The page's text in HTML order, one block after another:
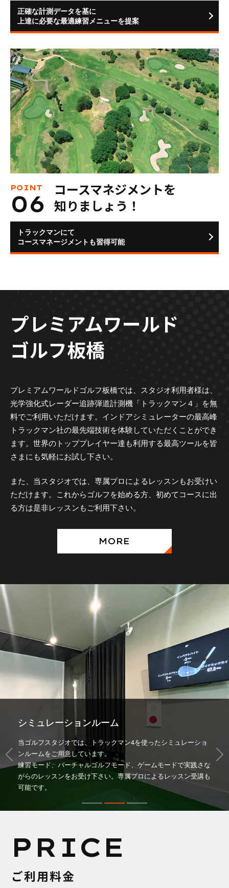
正確な計測データを基に
上達に必要な最適練習メニューを提案
コースマネジメントを
知りましょう！
トラックマンにて
コースマネージメントも習得可能
プレミアムワールド
ゴルフ板橋
プレミアムワールドゴルフ板橋では、スタジオ利用者様は、
光学強化式レーダー追跡弾道計測機「トラックマン４」を無
料でご利用いただけます。インドアシミュレーターの最高峰
トラックマン社の最先端技術を体験していただくことができ
ます。世界のトッププレイヤー達も利用する最高ツールを皆
さまにも気軽にお試し下さい。
また、当スタジオでは、専属プロによるレッスンもお受けい
ただけます。これからゴルフを始める方、初めてコースに出
る方は是非レッスンもご利用下さい。
MORE
シミュレーションルーム
当ゴルフスタジオでは、トラックマン4を使ったシミュレーショ
ンルームをご用意しています。
練習モード、バーチャルゴルフモード、ゲームモードで実践さな
がらのレッスンをお受け下さい。専属プロによるレッスン受講も
可能です。
PRICE
ご利用料金